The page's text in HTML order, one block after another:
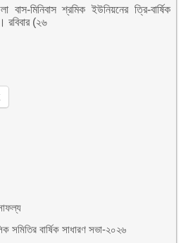
বাস-মিনিবাস শ্রমিক ইউনিয়নের ত্রি-বার্ষিক
রবিবার (২৬
সমিতির বার্ষিক সাধারণ সভা-২০২৬